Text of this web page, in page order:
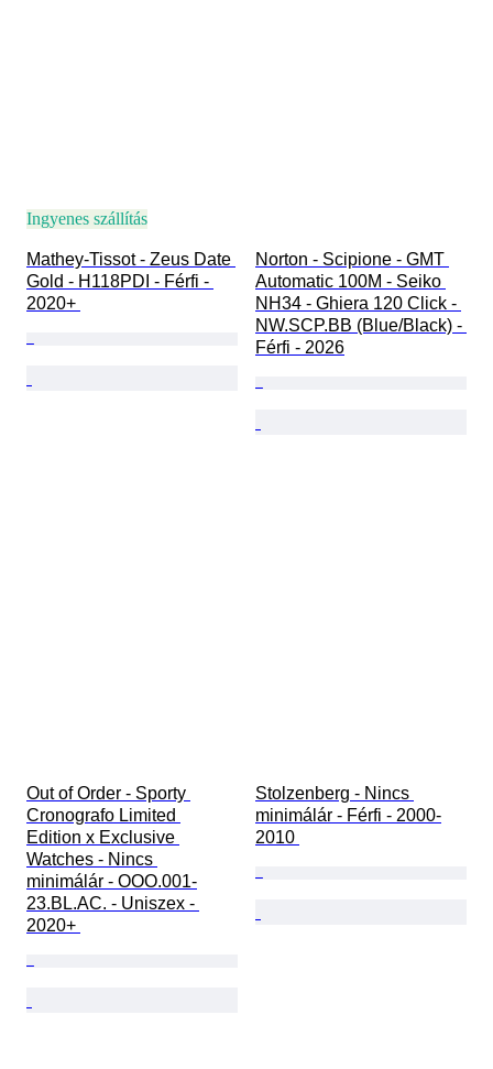
Ingyenes szállítás
Mathey-Tissot - Zeus Date
Gold - H118PDI - Férfi -
2020+
Norton - Scipione - GMT
Automatic 100M - Seiko
NH34 - Ghiera 120 Click -
NW.SCP.BB (Blue/Black) -
Férfi - 2026
Out of Order - Sporty
Cronografo Limited
Edition x Exclusive
Watches - Nincs
minimálár - OOO.001-
23.BL.AC. - Uniszex -
2020+
Stolzenberg - Nincs
minimálár - Férfi - 2000-
2010